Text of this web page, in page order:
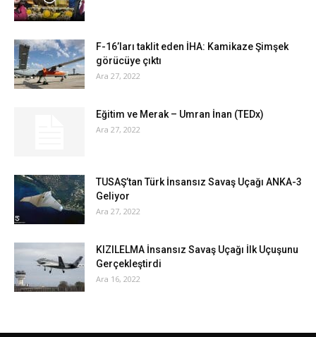
F-16’ları taklit eden İHA: Kamikaze Şimşek
görücüye çıktı
Ara 27, 2022
Eğitim ve Merak – Umran İnan (TEDx)
Ara 27, 2022
TUSAŞ’tan Türk İnsansız Savaş Uçağı ANKA-3
Geliyor
Ara 27, 2022
KIZILELMA İnsansız Savaş Uçağı İlk Uçuşunu
Gerçekleştirdi
Ara 16, 2022